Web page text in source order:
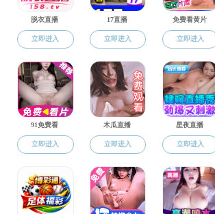
精品课程